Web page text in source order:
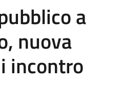
a
nuova
incontro